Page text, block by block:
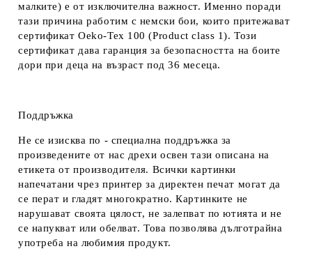
малките) е от изключителна важност. Именно поради
тази причина работим с немски бои, които притежават
сертификат Oeko-Tex 100 (Product class 1). Този
сертификат дава гаранция за безопасността на боите
дори при деца на възраст под 36 месеца.
Поддръжка
Не се изисква по - специална поддръжка за
произведените от нас дрехи освен тази описана на
етикета от производителя. Всички картинки
напечатани чрез принтер за директен печат могат да
се перат и гладят многократно. Картинките не
нарушават своята цялост, не залепват по ютията и не
се напукват или обелват. Това позволява дълготрайна
употреба на любимия продукт.